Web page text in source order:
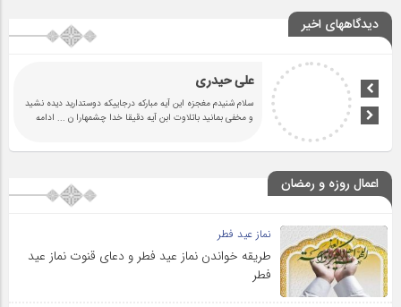
دیدگاههای اخیر
علی حیدری
سلام شنیدم مغجزه این آیه مبارکه درجاییکه دوستدارید دیده نشید
و مخفی بمانید باتلاوت ابن آیه دقیقا خدا چشمهارا ن ... ادامه
اعمال روزه و رمضان
نماز عید فطر
طریقه خواندن نماز عید فطر و دعای قنوت نماز عید
فطر